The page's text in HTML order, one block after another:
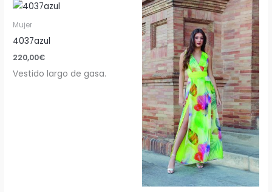
Mujer
4037azul
220,00€
Vestido largo de gasa.